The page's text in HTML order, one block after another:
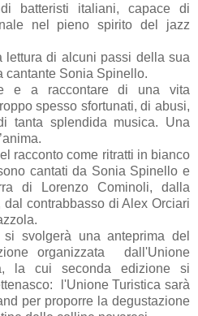
batteristi italiani, capace di
nel pieno spirito del jazz
lettura di alcuni passi della sua
cantante Sonia Spinello.
e a raccontare di una vita
spesso sfortunati, di abusi,
tanta splendida musica. Una
racconto come ritratti in bianco
cantati da Sonia Spinello e
di Lorenzo Cominoli, dalla
contrabbasso di Alex Orciari
svolgerà una anteprima del
organizzata dall'Unione
la cui seconda edizione si
l'Unione Turistica sarà
per proporre la degustazione